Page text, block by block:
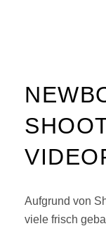
Aufgrund von
viele frisch